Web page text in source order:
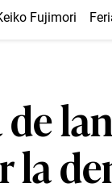
Fujimori
de
la